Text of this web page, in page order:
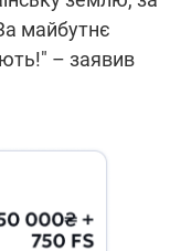
майбутнє
– заявив